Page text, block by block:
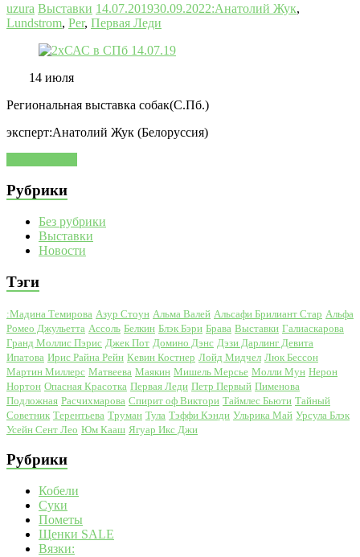
uzura Выставки 14.07.201930.09.2022:Анатолий Жук,
Lundstrom, Per, Первая Леди
14 июля
Региональная выставка собак(С.Пб.)
эксперт:Анатолий Жук (Белоруссия)
Рубрики
Без рубрики
Выставки
Новости
Тэги
:Мадина Темирова Азур Стоун Альма Валей Альсафи Брилиант Стар Альфа
Ромео Джульетта Ассоль Белкин Блэк Бэри Брава Выставки Галиаскарова
Гранд Моллис Пэрис Джек Пот Домино Дэнс Дэзи Дарлинг Девита
Ипатова Ирис Райна Рейн Кевин Костнер Лойд Мидчел Люк Бессон
Мартин Миллерс Матвеева Маякин Мишель Мерсье Молли Мун Нерон
Нортон Опасная Красотка Первая Леди Петр Первый Пименова
Подложная Расчихмарова Спирит оф Виктори Таймлес Бьюти Тайный
Советник Терентьева Труман Тула Тэффи Кэнди Ульрика Май Урсула Блэк
Усейн Сент Лео Юм Кааш Ягуар Икс Джи
Рубрики
Кобели
Суки
Пометы
Щенки SALE
Вязки: